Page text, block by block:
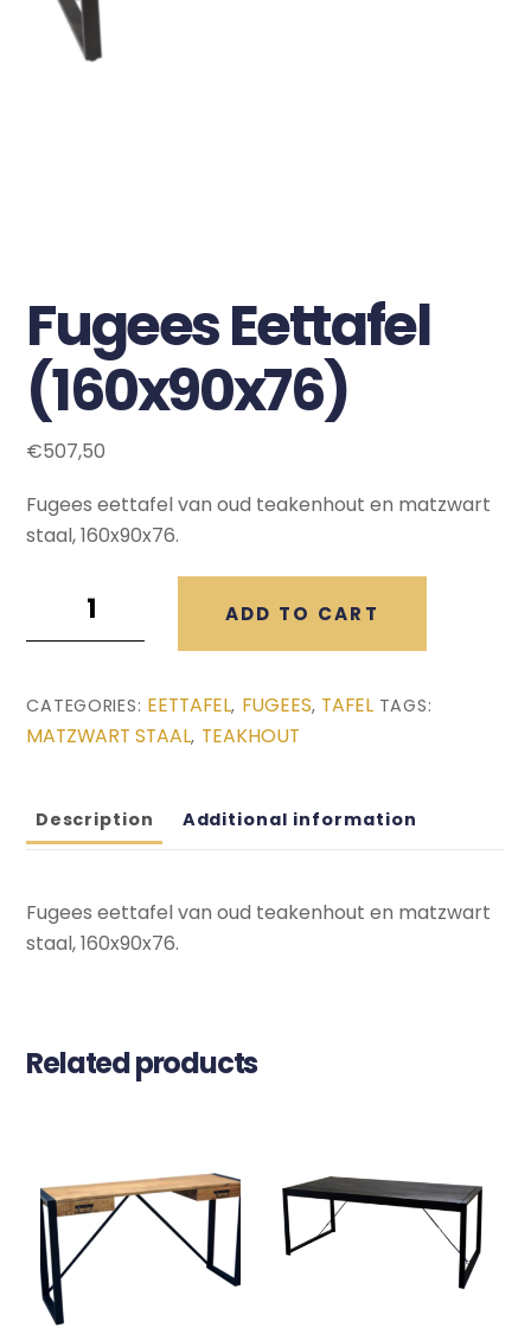
Fugees Eettafel
(160x90x76)
€507,50
Fugees eettafel van oud teakenhout en matzwart
staal, 160x90x76.
Eettafel
ADD TO CART
CATEGORIES: EETTAFEL, FUGEES, TAFEL TAGS:
MATZWART STAAL, TEAKHOUT
Description Additional information
Fugees eettafel van oud teakenhout en matzwart
staal, 160x90x76.
Related products